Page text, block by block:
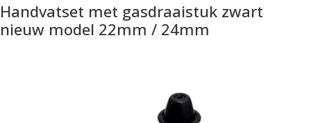
Handvatset met gasdraaistuk zwart
nieuw model 22mm / 24mm